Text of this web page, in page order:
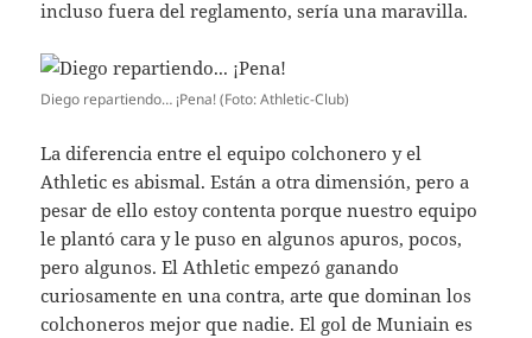
incluso fuera del reglamento, sería una maravilla.
Diego repartiendo… ¡Pena! (Foto: Athletic-Club)
La diferencia entre el equipo colchonero y el
Athletic es abismal. Están a otra dimensión, pero a
pesar de ello estoy contenta porque nuestro equipo
le plantó cara y le puso en algunos apuros, pocos,
pero algunos. El Athletic empezó ganando
curiosamente en una contra, arte que dominan los
colchoneros mejor que nadie. El gol de Muniain es